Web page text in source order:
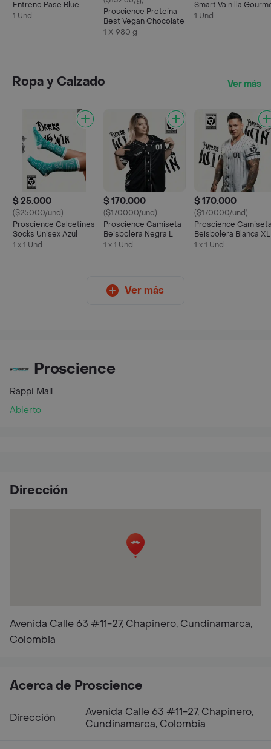
Entreno Pase Blue
Raspberry Ice
1 Und
Proscience Proteína
Best Vegan Chocolate
1 X 980 g
Smart Vainilla
1 Und
Ropa y Calzado Ver más
$ 25.000
($25000/und)
Proscience Calcetines
Socks Unisex Azul
1 x 1 Und
$ 170.000
($170000/und)
Proscience Camiseta
Beisbolera Negra L
1 x 1 Und
$ 170.000
($170000/und)
Proscience
Beisbolera Blanca XL
1 x 1 Und
Ver más
Proscience
Rappi Mall
Abierto
Dirección
Avenida Calle 63 #11-27, Chapinero, Cundinamarca,
Colombia
Acerca de Proscience
Dirección
Avenida Calle 63 #11-27, Chapinero,
Cundinamarca, Colombia